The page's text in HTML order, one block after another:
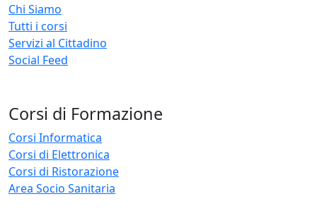
Chi Siamo
Tutti i corsi
Servizi al Cittadino
Social Feed
Corsi di Formazione
Corsi Informatica
Corsi di Elettronica
Corsi di Ristorazione
Area Socio Sanitaria